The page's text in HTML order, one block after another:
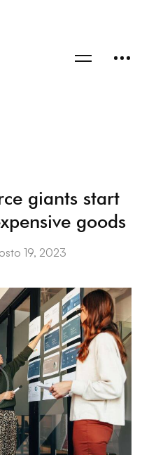
giants start
goods
19, 2023